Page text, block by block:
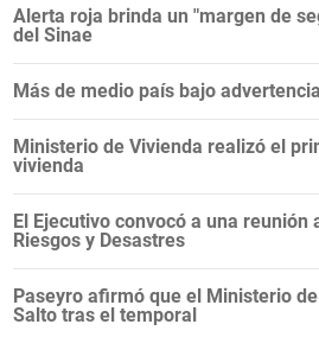
Alerta roja brinda un "margen de
del Sinae
Más de medio país bajo
Ministerio de Vivienda realizó el
vivienda
El Ejecutivo convocó a una
Riesgos y Desastres
Paseyro afirmó que el Ministerio
Salto tras el temporal